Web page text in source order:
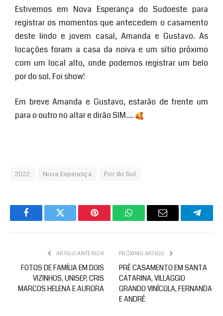
Estivemos em Nova Esperança do Sudoeste para
registrar os momentos que antecedem o casamento
deste lindo e jovem casal, Amanda e Gustavo. As
locações foram a casa da noiva e um sítio próximo
com um local alto, onde podemos registrar um belo
por do sol. Foi show!
Em breve Amanda e Gustavo, estarão de frente um
para o outro no altar e dirão SIM….
2022 Nova Esperança Por do Sol
FacebookTwitter Pinterest WhatsAppEmail
ARTIGO ANTERIOR
FOTOS DE FAMÍLIA EM DOIS
VIZINHOS, UNISEP, CRIS
MARCOS HELENA E AURORA
PRÓXIMO ARTIGO
PRÉ CASAMENTO EM SANTA
CATARINA, VILLAGGIO
GRANDO VINÍCOLA, FERNANDA
E ANDRÉ